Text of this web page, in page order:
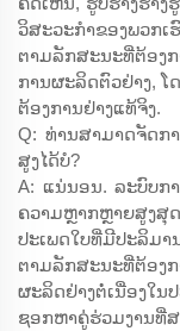
ວິສະວະກຳຂອງພວກເ
ຕາມລັກສະນະທີ່ຕ້ອງ
ການຜະລິດຕົວຢ່າງ,
ຕ້ອງການຢ່າງແທ້ຈິງ.
Q: ທ່ານສາມາດຈັດກ
ສູງໄດ້ບໍ?
A: ແນ່ນອນ. ລະບົບກ
ຄວາມຫຼາກຫຼາຍສູງສຸ
ປະເພດໃບທີ່ມີປະລິມ
ຕາມລັກສະນະທີ່ຕ້ອງ
ຜະລິດຢ່າງຕໍ່ເນື່ອງໃ
ຊອກຫາຄູ່ຮ່ວມງານທີ່